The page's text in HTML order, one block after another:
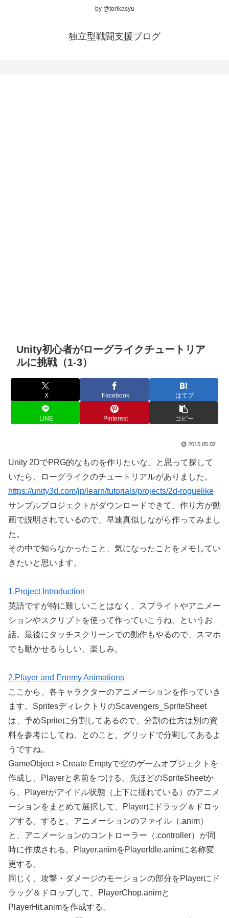
by @torikasyu
独立型戦闘支援ブログ
Unity初心者がローグライクチュートリア
ルに挑戦（1-3）
X Facebook はてブ
LINE Pinterest コピー
2015.05.02
Unity 2DでPRG的なものを作りたいな、と思って探して
いたら、ローグライクのチュートリアルがありました。
https://unity3d.com/jp/learn/tutorials/projects/2d-roguelike
サンプルプロジェクトがダウンロードできて、作り方が動
画で説明されているので、早速真似しながら作ってみまし
た。
その中で知らなかったこと、気になったことをメモしてい
きたいと思います。
1.Project Introduction
英語ですが特に難しいことはなく、スプライトやアニメー
ションやスクリプトを使って作っていこうね、というお
話。最後にタッチスクリーンでの動作もやるので、スマホ
でも動かせるらしい。楽しみ。
2.Player and Enemy Animations
ここから、各キャラクターのアニメーションを作っていき
ます。SpritesディレクトリのScavengers_SpriteSheet
は、予めSpriteに分割してあるので、分割の仕方は別の資
料を参考にしてね、とのこと。グリッドで分割してあるよ
うですね。
GameObject > Create Emptyで空のゲームオブジェクトを
作成し、Playerと名前をつける。先ほどのSpriteSheetか
ら、Playerがアイドル状態（上下に揺れている）のアニメ
ーションをまとめて選択して、Playerにドラッグ＆ドロッ
プする。すると、アニメーションのファイル（.anim）
と、アニメーションのコントローラー（.controller）が同
時に作成される。Player.animをPlayerIdle.animに名称変
更する。
同じく、攻撃・ダメージのモーションの部分をPlayerにド
ラッグ＆ドロップして、PlayerChop.animと
PlayerHit.animを作成する。